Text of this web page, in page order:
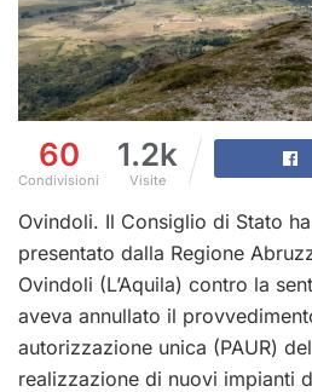
60
Condivisioni
1.2k
Visite
Ovindoli. Il Consiglio di Stato
presentato dalla Regione
Ovindoli (L’Aquila) contro la
aveva annullato il
autorizzazione unica (PAUR)
realizzazione di nuovi impianti